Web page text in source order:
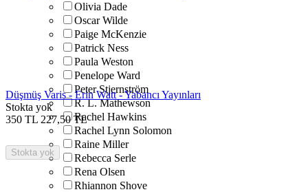
Olivia Dade
Oscar Wilde
Paige McKenzie
Patrick Ness
Paula Weston
Penelope Ward
Peter Stjernström
R. L. Mathewson
Rachel Hawkins
Rachel Lynn Solomon
Raine Miller
Rebecca Serle
Rena Olsen
Rhiannon Shove
Düşmüş Varis - Erin Watt - Yabancı Yayınları
Stokta yok
350 TL 227,50 TL
Stokta yok